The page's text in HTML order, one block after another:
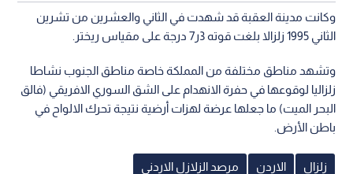
وكانت مدينة العقبة قد شهدت في الثاني والعشرين من تشرين
الثاني 1995 زلزالا بلغت قوته 3ر7 درجة على مقياس ريختر.
وتشهد مناطق مختلفة من المملكة خاصة مناطق الجنوب نشاطا
زلزاليا لوقوعها في حفرة الانهدام على الشق السوري الافريقي (فالق
البحر الميت) ما جعلها عرضة لهزات أرضية نتيجة تحرك الالواح في
باطن الأرض.
زلزال الاردن مرصد الزلازل الاردني